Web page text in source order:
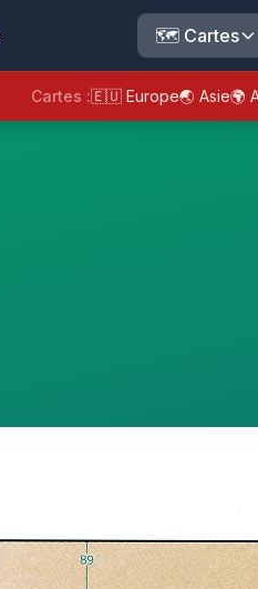
🗺️ Cartes
Cartes :🇪🇺 Europe🌏 Asie🌍